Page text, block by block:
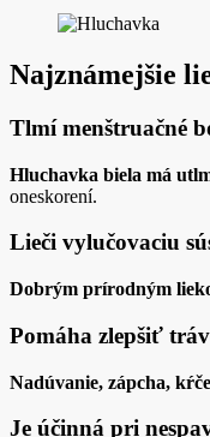
Najznámejšie
Tlmí menštruačné
Hluchavka biela má
oneskorení.
Lieči vylučovaciu
Dobrým prírodným
Pomáha zlepšiť
Nadúvanie, zápcha,
Je účinná pri